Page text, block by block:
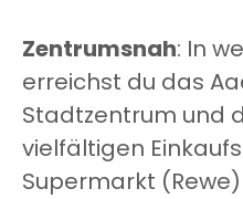
Zentrumsnah: In
erreichst du das
Stadtzentrum und
vielfältigen
Supermarkt